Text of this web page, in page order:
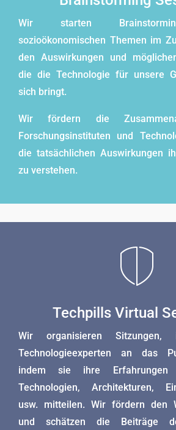
Wir starten
sozioökonomischen Themen im
den Auswirkungen und
die die Technologie für unsere
sich bringt.
Wir fördern die
Forschungsinstituten und
die tatsächlichen Auswirkungen
zu verstehen.
Techpills Virtual
Wir organisieren
Technologieexperten an das
indem sie ihre Erfahrungen
Technologien, Architekturen,
usw. mitteilen. Wir fördern den
und schätzen die Beiträge